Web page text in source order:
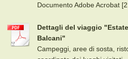
Documento Adobe Acrobat
Dettagli del viaggio
Balcani"
Campeggi, aree di sosta,